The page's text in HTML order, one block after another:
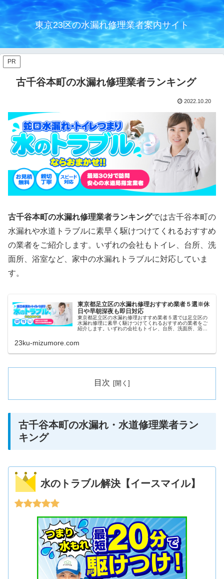
東京23区の水漏れ修理業者案内サイト
PR
古千谷本町の水漏れ修理業者ランキング
2022.10.20
古千谷本町の水漏れ修理業者ランキングでは古千谷本町の
水漏れや水道トラブルに素早く駆けつけてくれるおすすめ
の業者をご紹介します。いずれの会社もトイレ、台所、洗
面所、浴室など、家中の水漏れトラブルに対応していま
す。
東京都足立区の水漏れ修理おすすめ業者５選※休
日や早朝深夜も即日対応
東京都足立区の水漏れ修理おすすめ業者５選では足立区の
水漏れ修理に素早く駆けつけてくれるおすすめの業者をご
紹介します。いずれの会社もトイレ、台所、洗面所、浴室
23ku-mizumore.com
目次
古千谷本町の水漏れ・水道修理業者ラン
キング
水のトラブル解決【イースマイル】